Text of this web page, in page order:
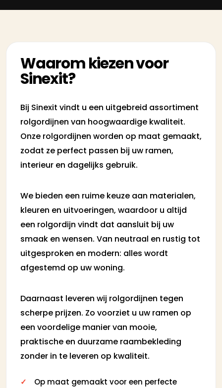
Waarom kiezen voor
Sinexit?
Bij Sinexit vindt u een uitgebreid assortiment
rolgordijnen van hoogwaardige kwaliteit.
Onze rolgordijnen worden op maat gemaakt,
zodat ze perfect passen bij uw ramen,
interieur en dagelijks gebruik.
We bieden een ruime keuze aan materialen,
kleuren en uitvoeringen, waardoor u altijd
een rolgordijn vindt dat aansluit bij uw
smaak en wensen. Van neutraal en rustig tot
uitgesproken en modern: alles wordt
afgestemd op uw woning.
Daarnaast leveren wij rolgordijnen tegen
scherpe prijzen. Zo voorziet u uw ramen op
een voordelige manier van mooie,
praktische en duurzame raambekleding
zonder in te leveren op kwaliteit.
Op maat gemaakt voor een perfecte